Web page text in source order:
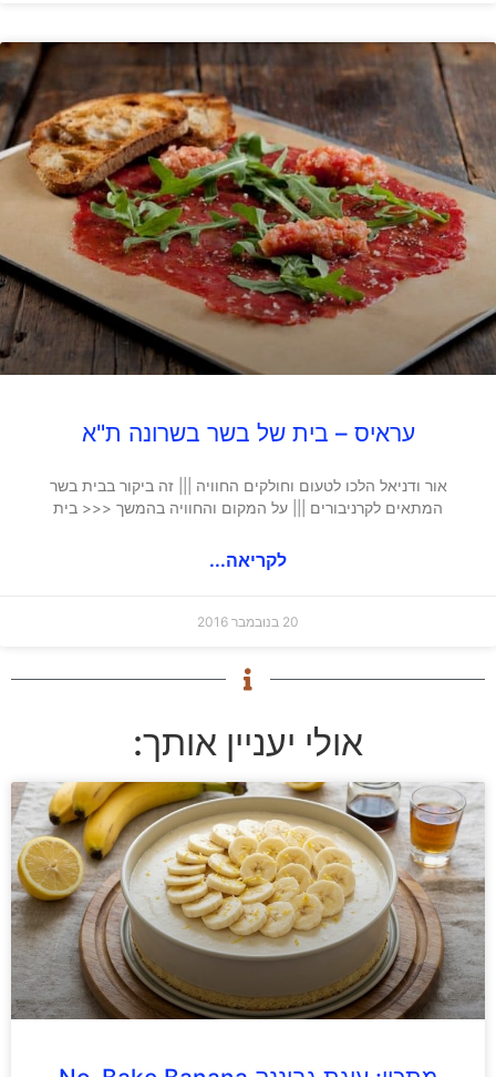
עראיס – בית של בשר בשרונה ת"א
אור ודניאל הלכו לטעום וחולקים החוויה ||| זה ביקור בבית בשר
המתאים לקרניבורים ||| על המקום והחוויה בהמשך <<< בית
לקריאה...
20 בנובמבר 2016
אולי יעניין אותך: